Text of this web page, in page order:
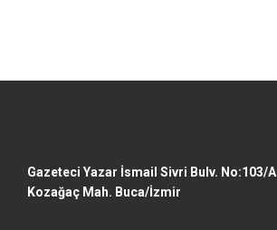
Gazeteci Yazar İsmail Sivri Bulv. No:103/A
Kozağaç Mah. Buca/İzmir